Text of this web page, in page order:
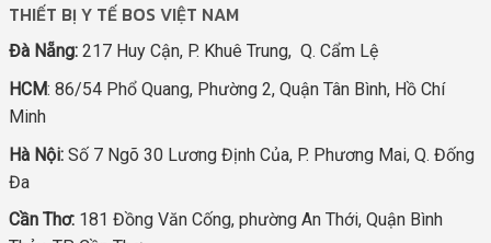
THIẾT BỊ Y TẾ BOS VIỆT NAM
Đà Nẵng: 217 Huy Cận, P. Khuê Trung, Q. Cẩm Lệ
HCM: 86/54 Phổ Quang, Phường 2, Quận Tân Bình, Hồ Chí
Minh
Hà Nội: Số 7 Ngõ 30 Lương Định Của, P. Phương Mai, Q. Đống
Đa
Cần Thơ: 181 Đồng Văn Cống, phường An Thới, Quận Bình